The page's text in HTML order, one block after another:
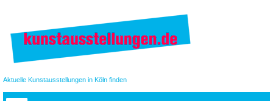
Aktuelle Kunstausstellungen in Köln finden